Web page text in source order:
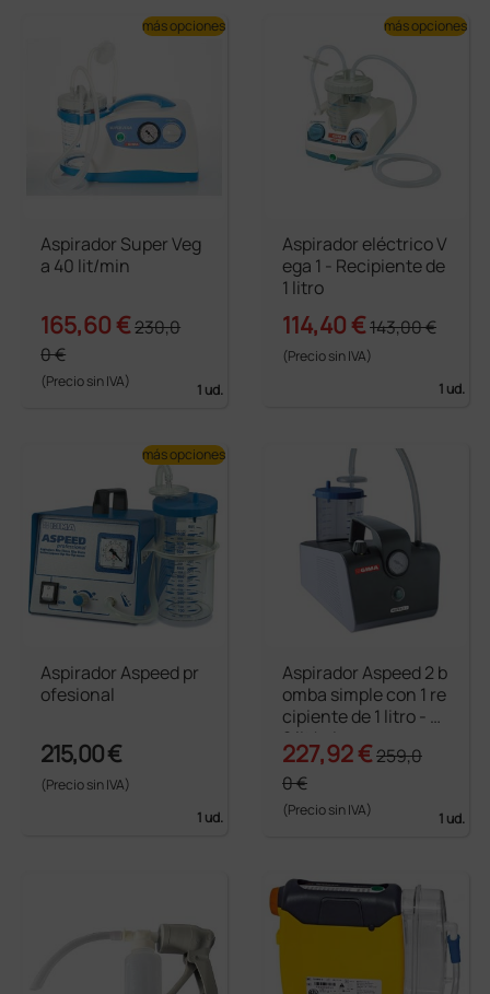
Aspirador Super Veg
a 40 lit/min
165,60 €230,0
0 €
(Precio sin IVA) 1 ud.
más opciones
Aspirador eléctrico V
ega 1 - Recipiente de
1 litro
114,40 €143,00 €
(Precio sin IVA)
1 ud.
más opciones
Aspirador Aspeed pr
ofesional
215,00 €
(Precio sin IVA)
1 ud.
más opciones
Aspirador Aspeed 2 b
omba simple con 1 re
cipiente de 1 litro - 2
2 lit/min
227,92 €259,0
0 €
(Precio sin IVA) 1 ud.